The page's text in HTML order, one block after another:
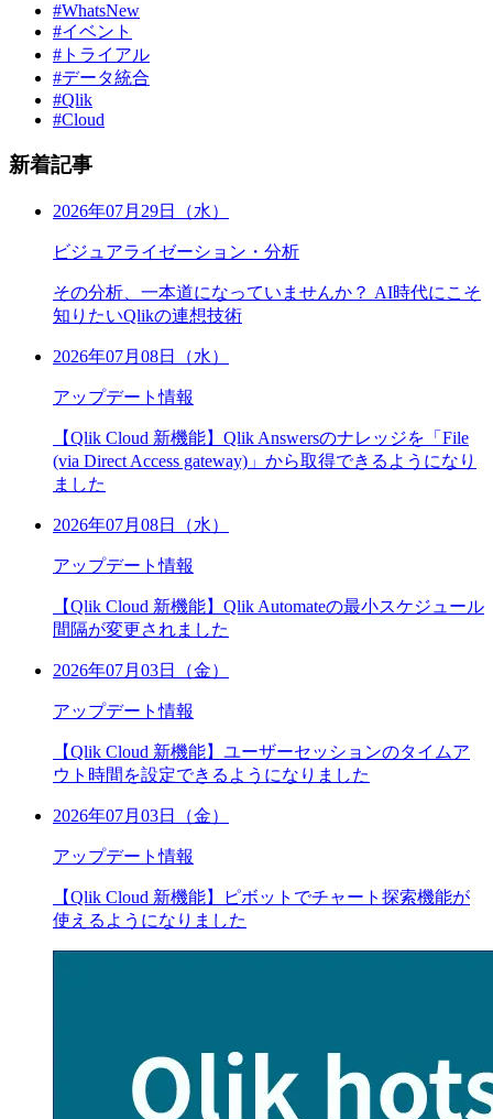
#WhatsNew
#イベント
#トライアル
#データ統合
#Qlik
#Cloud
新着記事
2026年07月29日（水）
ビジュアライゼーション・分析
その分析、一本道になっていませんか？ AI時代にこそ
知りたいQlikの連想技術
2026年07月08日（水）
アップデート情報
【Qlik Cloud 新機能】Qlik Answersのナレッジを「File
(via Direct Access gateway)」から取得できるようになり
ました
2026年07月08日（水）
アップデート情報
【Qlik Cloud 新機能】Qlik Automateの最小スケジュール
間隔が変更されました
2026年07月03日（金）
アップデート情報
【Qlik Cloud 新機能】ユーザーセッションのタイムア
ウト時間を設定できるようになりました
2026年07月03日（金）
アップデート情報
【Qlik Cloud 新機能】ピボットでチャート探索機能が
使えるようになりました